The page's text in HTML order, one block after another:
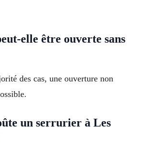
elle être ouverte sans
des cas, une ouverture non
un serrurier à Les